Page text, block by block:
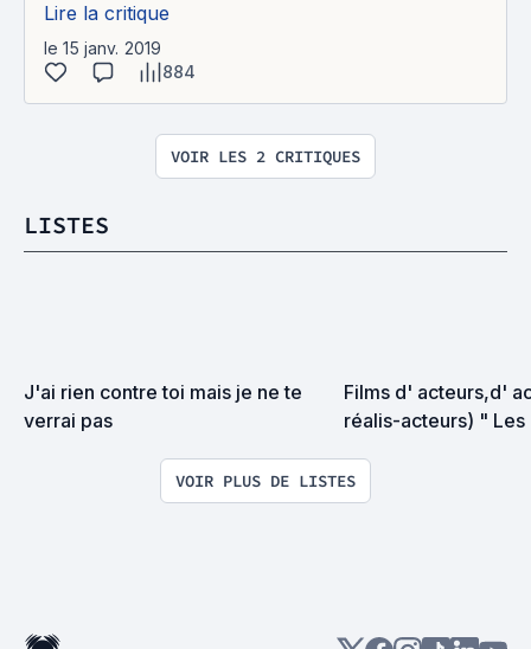
Lire la critique
le 15 janv. 2019
884
VOIR LES 2 CRITIQUES
LISTES
J'ai rien contre toi mais je ne te
verrai pas
Films d' acteurs,d'
réalis-acteurs) " Les
VOIR PLUS DE LISTES